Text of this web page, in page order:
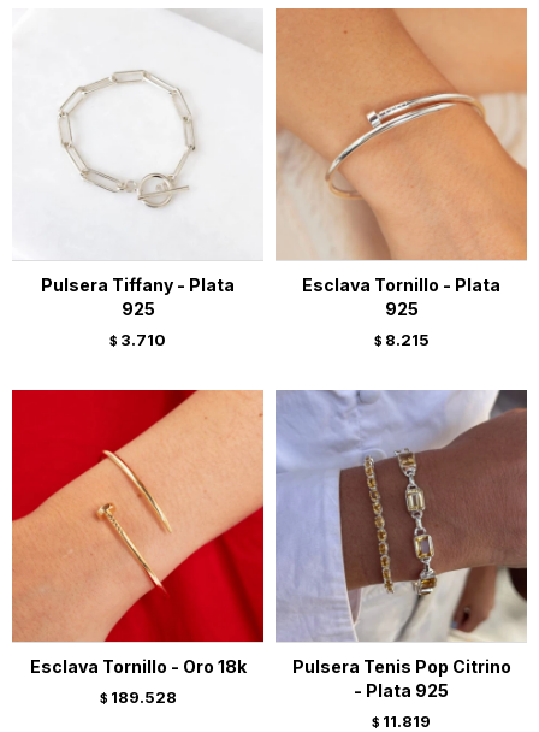
Pulsera Tiffany - Plata
925
$ 3.710
Esclava Tornillo - Plata
925
$ 8.215
Esclava Tornillo - Oro 18k
$ 189.528
Pulsera Tenis Pop Citrino
- Plata 925
$ 11.819